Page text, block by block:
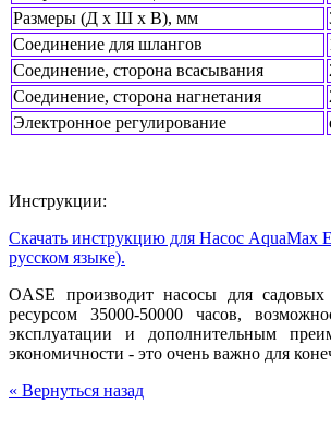
Размеры (Д х Ш х В), мм
Соединение для шлангов
Соединение, сторона всасывания
Соединение, сторона нагнетания
Электронное регулирование
Инструкции:
Скачать инструкцию для Насос AquaMax
русском языке).
OASE производит насосы для
ресурсом 35000-50000 часов,
эксплуатации и дополнительным
экономичности - это очень важно для
« Вернуться назад